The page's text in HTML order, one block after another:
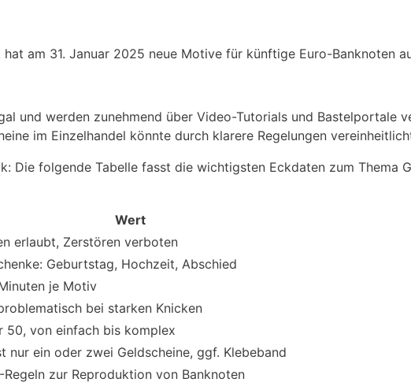
am 31. Januar 2025 neue Motive für künftige Euro-Banknoten
und werden zunehmend über Video-Tutorials und Bastelportale
im Einzelhandel könnte durch klarere Regelungen
Die folgende Tabelle fasst die wichtigsten Eckdaten zum Thema
Wert
erlaubt, Zerstören verboten
Geburtstag, Hochzeit, Abschied
je Motiv
bei starken Knicken
50, von einfach bis komplex
nur ein oder zwei Geldscheine, ggf. Klebeband
Regeln zur Reproduktion von Banknoten